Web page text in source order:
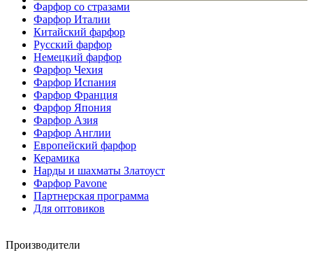
Фарфор со стразами
Фарфор Италии
Китайский фарфор
Русский фарфор
Немецкий фарфор
Фарфор Чехия
Фарфор Испания
Фарфор Франция
Фарфор Япония
Фарфор Азия
Фарфор Англии
Европейский фарфор
Керамика
Нарды и шахматы Златоуст
Фарфор Pavone
Партнерская программа
Для оптовиков
Производители